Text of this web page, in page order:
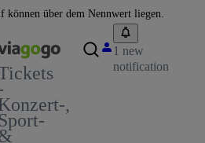
können über dem Nennwert liegen.
,
1 new
notification